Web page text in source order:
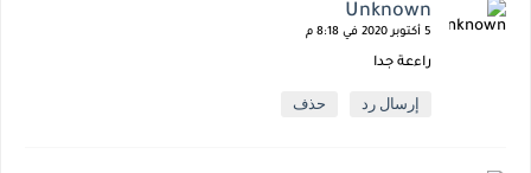
Unknown
5 أكتوبر 2020 في 8:18 م
راءعة جدا
إرسال رد حذف